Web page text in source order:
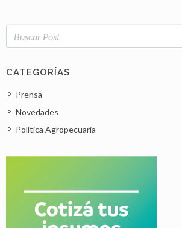
CATEGORÍAS
Prensa
Novedades
Política Agropecuaria